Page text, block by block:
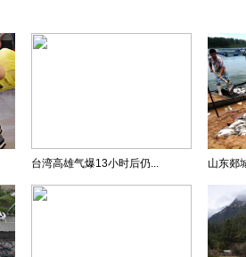
台湾高雄气爆13小时后仍... 山东郯